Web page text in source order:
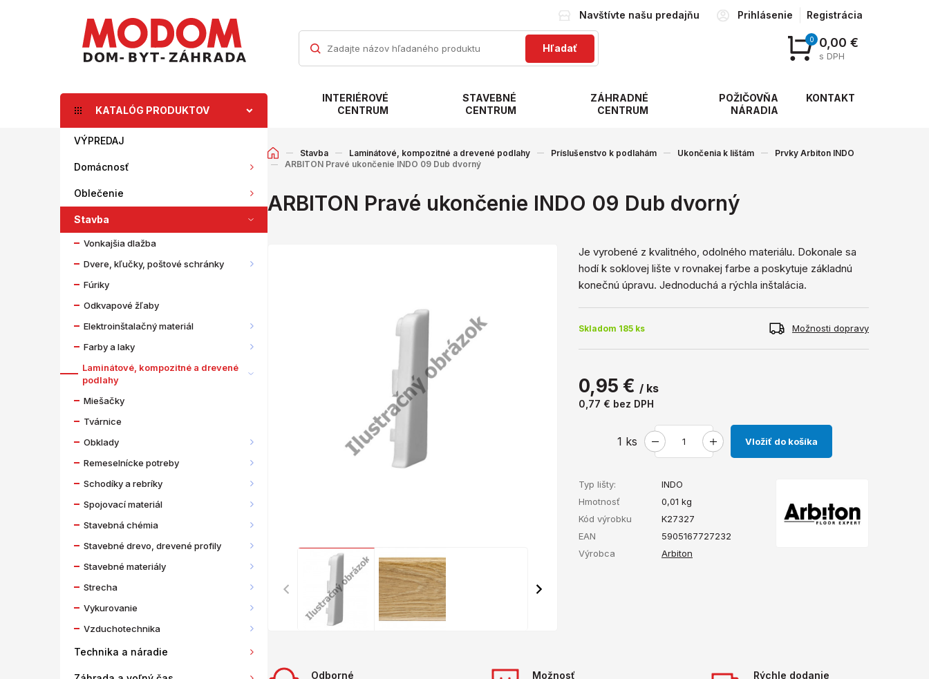
Navštívte našu predajňu Prihlásenie Registrácia
Hľadať
0 0,00 €
s DPH
INTERIÉROVÉ
CENTRUM
STAVEBNÉ
CENTRUM
ZÁHRADNÉ
CENTRUM
POŽIČOVŇA
NÁRADIA
KONTAKT
KATALÓG PRODUKTOV
VÝPREDAJ
Domácnosť
Oblečenie
Stavba
Vonkajšia dlažba
Dvere, kľučky, poštové schránky
Fúriky
Odkvapové žľaby
Elektroinštalačný materiál
Farby a laky
Laminátové, kompozitné a drevené
podlahy
Miešačky
Tvárnice
Obklady
Remeselnícke potreby
Schodíky a rebríky
Spojovací materiál
Stavebná chémia
Stavebné drevo, drevené profily
Stavebné materiály
Strecha
Vykurovanie
Vzduchotechnika
Technika a náradie
Stavba Laminátové, kompozitné a drevené podlahy Príslušenstvo k podlahám Ukončenia k lištám
Prvky Arbiton INDO
ARBITON Pravé ukončenie INDO 09 Dub dvorný
ARBITON Pravé ukončenie INDO 09 Dub dvorný
Je vyrobené z kvalitného, ​​odolného materiálu. Dokonale sa
hodí k soklovej lište v rovnakej farbe a poskytuje základnú
konečnú úpravu. Jednoduchá a rýchla inštalácia.
Skladom 185 ks Možnosti dopravy
0,95 € / ks
0,77 € bez DPH
1 ks Vložiť do košíka
Typ lišty:
INDO
Hmotnosť
0,01 kg
Kód výrobku
K27327
EAN
5905167727232
Výrobca
Arbiton
Odborné
Možnosť
Rýchle dodanie